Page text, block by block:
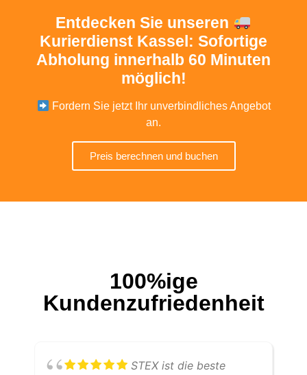
Entdecken Sie unseren
Kurierdienst Kassel: Sofortige
Abholung innerhalb 60 Minuten
möglich!
Fordern Sie jetzt Ihr unverbindliches Angebot
an.
Preis berechnen und buchen
100%ige
Kundenzufriedenheit
STEX ist die beste